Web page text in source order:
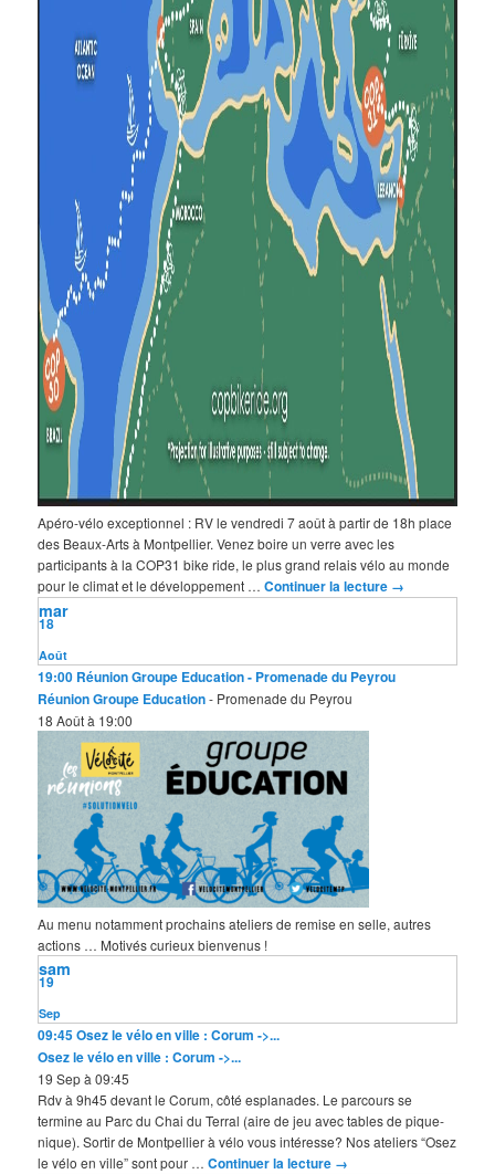
Apéro-vélo exceptionnel : RV le vendredi 7 août à partir de 18h place
des Beaux-Arts à Montpellier. Venez boire un verre avec les
participants à la COP31 bike ride, le plus grand relais vélo au monde
pour le climat et le développement …Continuer la lecture →
Août
18
mar
19:00 Réunion Groupe Education- Promenade du Peyrou
Réunion Groupe Education- Promenade du Peyrou
18 Août à 19:00
Au menu notamment prochains ateliers de remise en selle, autres
actions … Motivés curieux bienvenus !
Sep
19
sam
09:45Osez le vélo en ville : Corum ->...
Osez le vélo en ville : Corum ->...
19 Sep à 09:45
Rdv à 9h45 devant le Corum, côté esplanades. Le parcours se
termine au Parc du Chai du Terral (aire de jeu avec tables de pique-
nique). Sortir de Montpellier à vélo vous intéresse? Nos ateliers “Osez
le vélo en ville” sont pour …Continuer la lecture →